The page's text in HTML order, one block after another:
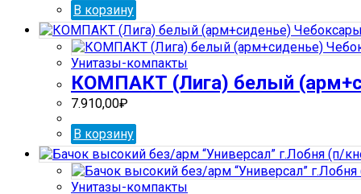
В корзину
Унитазы-компакты
КОМПАКТ (Лига) белый
7.910,00₽
В корзину
Унитазы-компакты